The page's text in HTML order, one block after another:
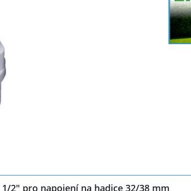
2" pro napojení na hadice 32/38 mm